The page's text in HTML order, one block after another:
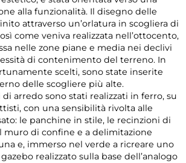
alla funzionalità. Il disegno delle
attraverso un’orlatura in scogliera di
come veniva realizzata nell’ottocento,
nelle zone piane e media nei declivi
di contenimento del terreno. In
scelti, sono state inserite
delle scogliere più alte.
arredo sono stati realizzati in ferro, su
con una sensibilità rivolta alle
le panchine in stile, le recinzioni di
muro di confine e a delimitazione
e, immerso nel verde a ricreare uno
realizzato sulla base dell’analogo